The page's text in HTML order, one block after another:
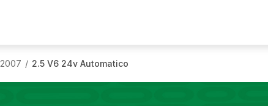
2007 / 2.5 V6 24v Automatico